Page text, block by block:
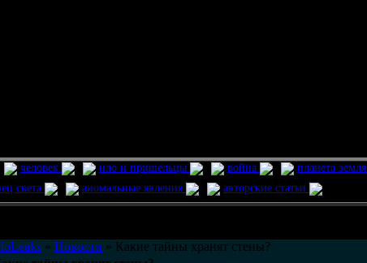
человек нло и пришельцы война планета земля
света аномальные явления авторские статьи
» Новости » Какие тайны хранят стены?